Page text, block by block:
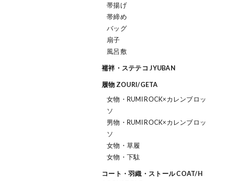
帯揚げ
帯締め
バッグ
扇子
風呂敷
襦袢・ステテコ JYUBAN
履物 ZOURI/GETA
女物・RUMI ROCK×カレンブロッ
ソ
男物・RUMI ROCK×カレンブロッ
ソ
女物・草履
女物・下駄
コート・羽織・ストール COAT/H